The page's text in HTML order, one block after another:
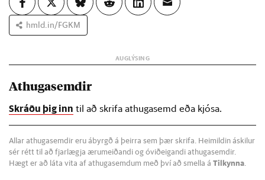
hmld.in/FGKM
Athugasemdir
Skráðu þig inn til að skrifa athugasemd eða kjósa.
Allar athugasemdir eru ábyrgð á þeirra sem þær skrifa. Heimildin áskilur
sér rétt til að fjarlægja ærumeiðandi og óviðeigandi athugasemdir.
Hægt er að láta vita af athugasemdum með því að smella á Tilkynna